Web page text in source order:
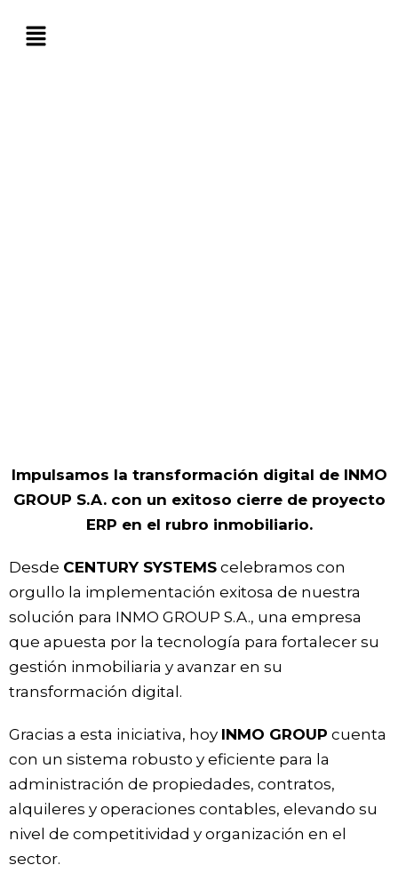
Impulsamos la transformación digital de INMO
GROUP S.A. con un exitoso cierre de proyecto
ERP en el rubro inmobiliario.
Desde CENTURY SYSTEMS celebramos con
orgullo la implementación exitosa de nuestra
solución para INMO GROUP S.A., una empresa
que apuesta por la tecnología para fortalecer su
gestión inmobiliaria y avanzar en su
transformación digital.
Gracias a esta iniciativa, hoy INMO GROUP cuenta
con un sistema robusto y eficiente para la
administración de propiedades, contratos,
alquileres y operaciones contables, elevando su
nivel de competitividad y organización en el
sector.